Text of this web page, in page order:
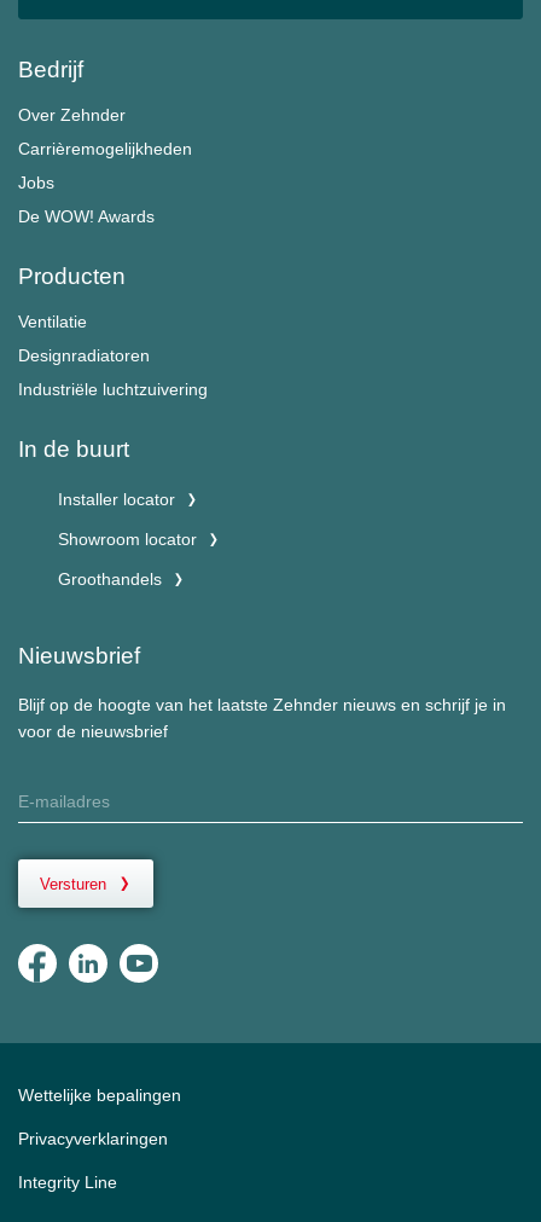
Bedrijf
Over Zehnder
Carrièremogelijkheden
Jobs
De WOW! Awards
Producten
Ventilatie
Designradiatoren
Industriële luchtzuivering
In de buurt
Installer locator
Showroom locator
Groothandels
Nieuwsbrief
Blijf op de hoogte van het laatste Zehnder nieuws en schrijf je in
voor de nieuwsbrief
Versturen
Wettelijke bepalingen
Privacyverklaringen
Integrity Line